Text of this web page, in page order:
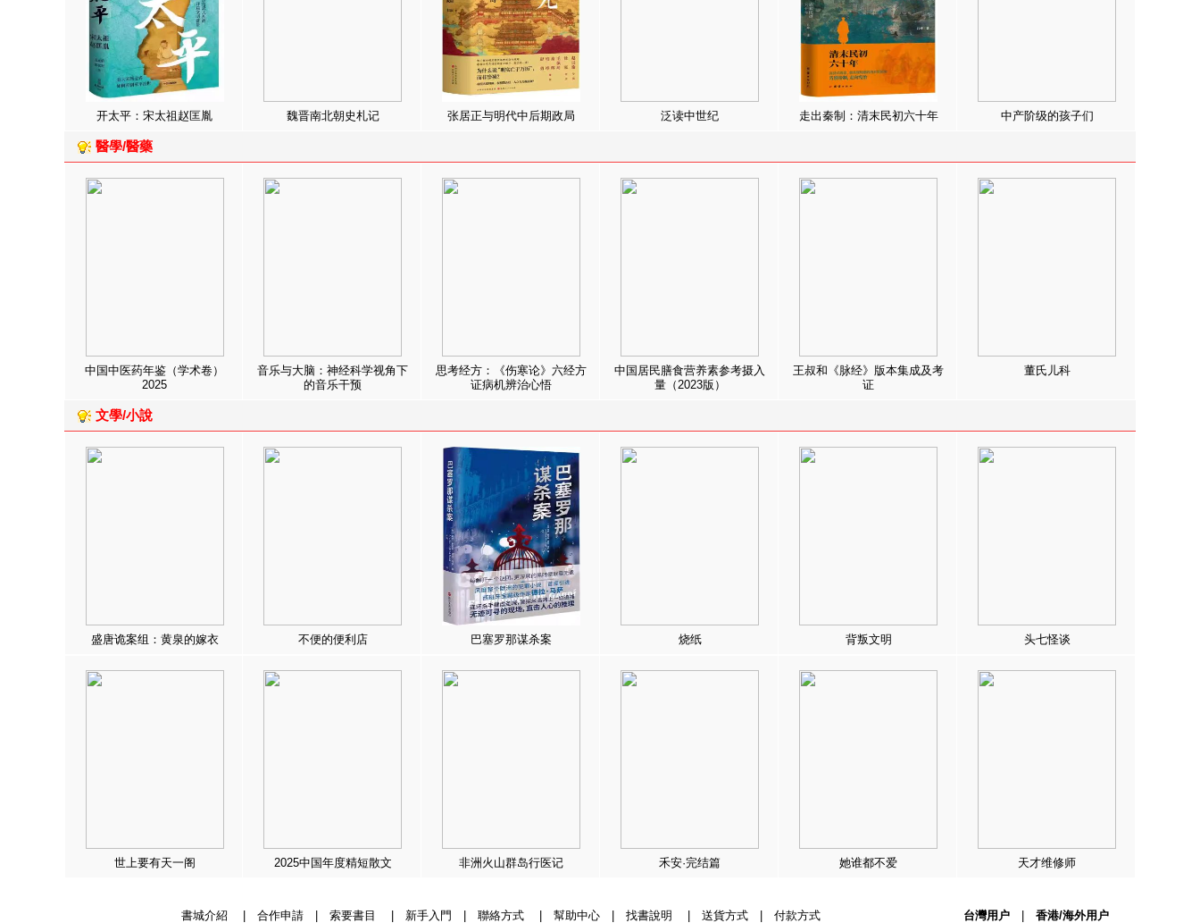
开太平：宋太祖赵匡胤 魏晋南北朝史札记 张居正与明代中后期政局 泛读中世纪 走出秦制：清末民初六十年 中产阶级的孩子们
醫學/醫藥
中国中医药年鉴（学术卷）
2025
音乐与大脑：神经科学视角下
的音乐干预
思考经方：《伤寒论》六经方
证病机辨治心悟
中国居民膳食营养素参考摄入
量（2023版）
王叔和《脉经》版本集成及考
证
董氏儿科
文學/小說
盛唐诡案组：黄泉的嫁衣 不便的便利店 巴塞罗那谋杀案 烧纸 背叛文明 头七怪谈
世上要有天一阁 2025中国年度精短散文 非洲火山群岛行医记 禾安·完结篇 她谁都不爱 天才维修师
書城介紹 合作申請| 索要書目 新手入門 聯絡方式| 幫助中心| 找書說明 送貨方式| 付款方式 台灣用户 香港/海外用户